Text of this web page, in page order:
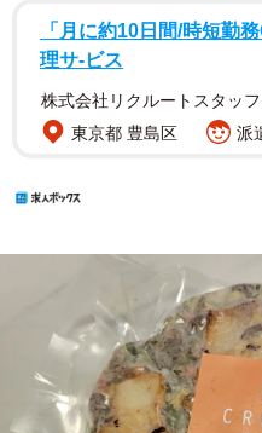
「月に約10日間/時短勤
理サ-ビス
株式会社リクルートスタッ
東京都 豊島区
派